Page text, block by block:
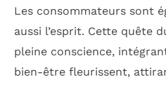
Les consommateurs sont
aussi l’esprit. Cette quête
pleine conscience,
bien-être fleurissent,